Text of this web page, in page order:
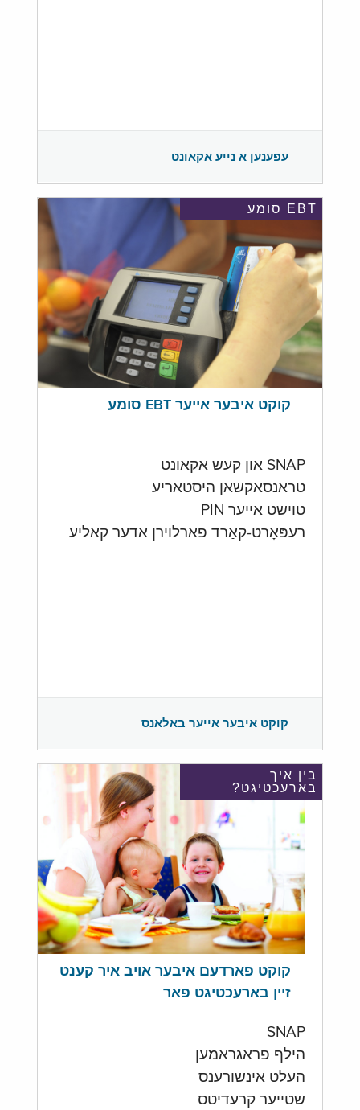
עפענען א נייע אקאונט
EBT סומע
קוקט איבער אייער EBT סומע
SNAP און קעש אקאונט
טראנסאקשאן היסטאריע
טוישט אייער PIN
רעפּאָרט-קאַרד פארלוירן אדער קאליע
קוקט איבער אייער באלאנס
בין איך
בארעכטיגט?
קוקט פארדעם איבער אויב איר קענט
זיין בארעכטיגט פאר
SNAP
הילף פראגראמען
העלט אינשורענס
שטייער קרעדיטס